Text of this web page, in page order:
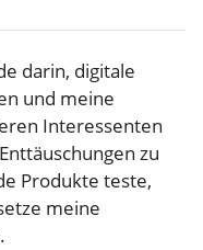
darin, digitale
und meine
Interessenten
zu
Produkte teste,
meine